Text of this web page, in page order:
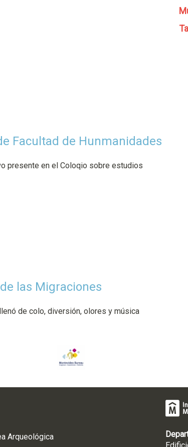
Facultad de Hunmanidades
presente en el Coloqio sobre estudios
las Migraciones
de colo, diversión, olores y música
Arqueológica